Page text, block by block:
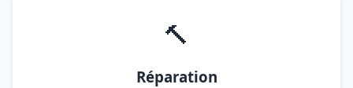
🔨
Réparation